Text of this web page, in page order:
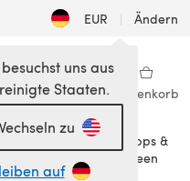
EUR | Ändern
Bibliothek Warenkorb
Tipps &
Ideen
uns aus
Staaten.
zu
auf